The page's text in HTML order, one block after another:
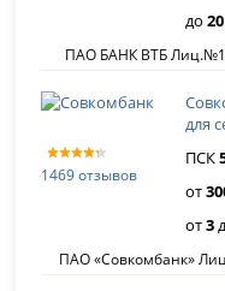
до20
ПАО БАНК ВТБ
1469 отзывов
для
ПСК
от
от3
ПАО «Совкомбанк»